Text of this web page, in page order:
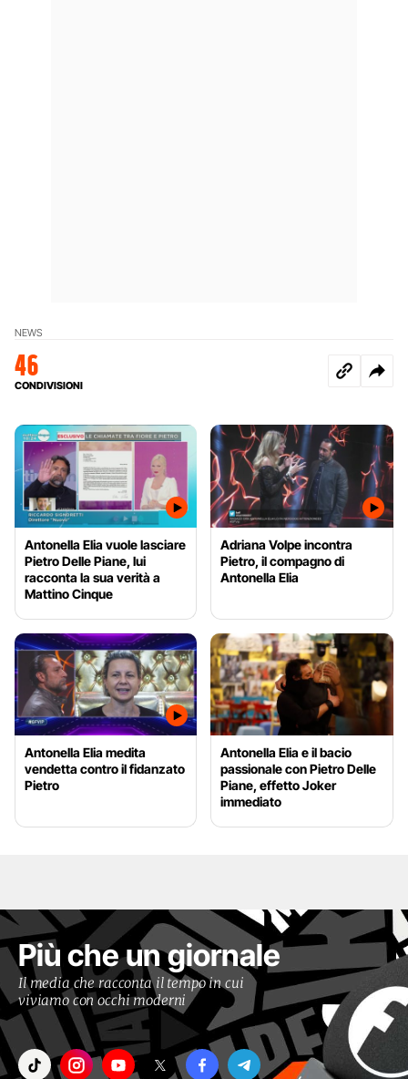
NEWS
46
CONDIVISIONI
Antonella Elia vuole lasciare
Pietro Delle Piane, lui
racconta la sua verità a
Mattino Cinque
Adriana Volpe incontra
Pietro, il compagno di
Antonella Elia
Antonella Elia medita
vendetta contro il fidanzato
Pietro
Antonella Elia e il bacio
passionale con Pietro Delle
Piane, effetto Joker
immediato
Più che un giornale
Il media che racconta il tempo in cui
viviamo con occhi moderni